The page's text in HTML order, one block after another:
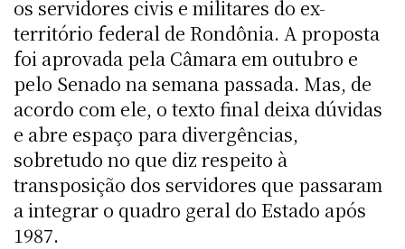
os servidores civis e militares do ex-
território federal de Rondônia. A proposta
foi aprovada pela Câmara em outubro e
pelo Senado na semana passada. Mas, de
acordo com ele, o texto final deixa dúvidas
e abre espaço para divergências,
sobretudo no que diz respeito à
transposição dos servidores que passaram
a integrar o quadro geral do Estado após
1987.